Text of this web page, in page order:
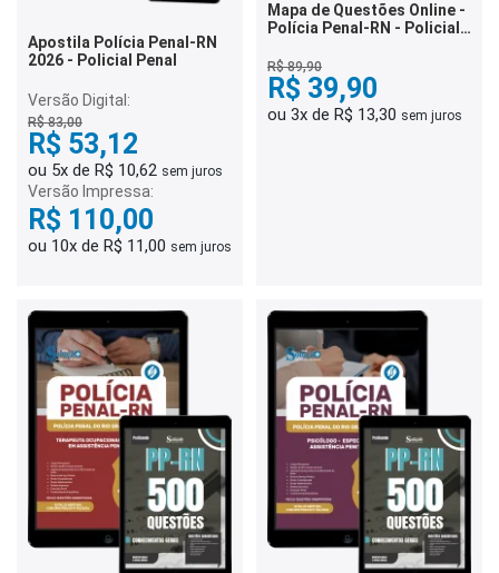
Apostila Polícia Penal-RN
2026 - Policial Penal
Versão Digital:
R$ 83,00
R$ 53,12
ou 5x de R$ 10,62 sem juros
Versão Impressa:
R$ 110,00
ou 10x de R$ 11,00 sem juros
Mapa de Questões Online -
Polícia Penal-RN - Policial
R$ 89,90
R$ 39,90
ou 3x de R$ 13,30 sem juros